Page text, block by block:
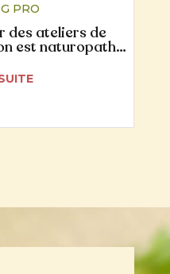
des ateliers de
est naturopathe
?
PRO